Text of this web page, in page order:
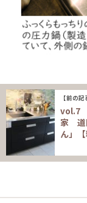
【前の記
vol.7
家 道
ん」